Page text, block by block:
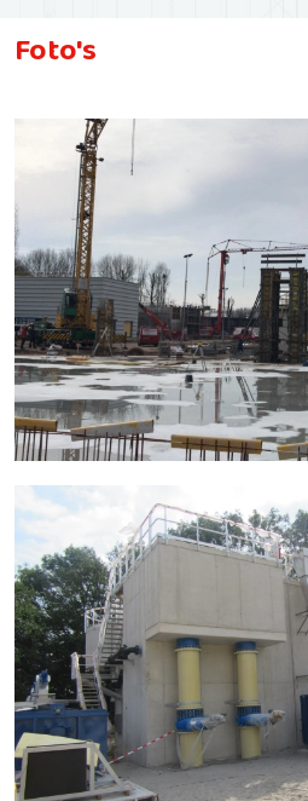
Foto's